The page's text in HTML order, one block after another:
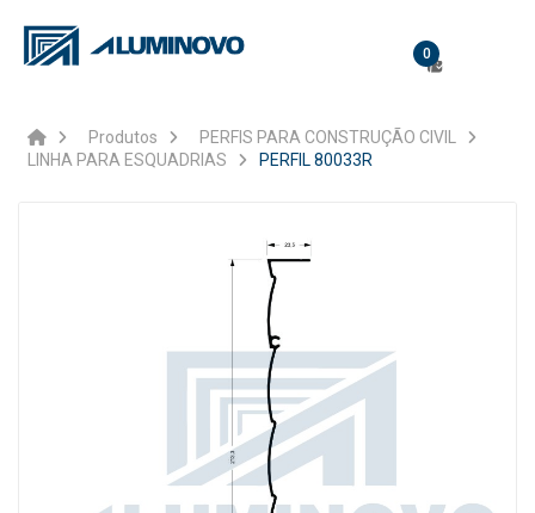
0
Produtos
PERFIS PARA CONSTRUÇÃO CIVIL
LINHA PARA ESQUADRIAS
PERFIL 80033R